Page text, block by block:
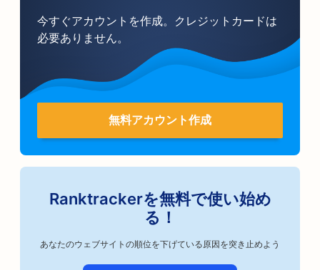
今すぐアカウントを作成。クレジットカードは
必要ありません。
無料アカウント作成
Ranktrackerを無料で使い始め
る！
あなたのウェブサイトの順位を下げている原因を突き止めよう